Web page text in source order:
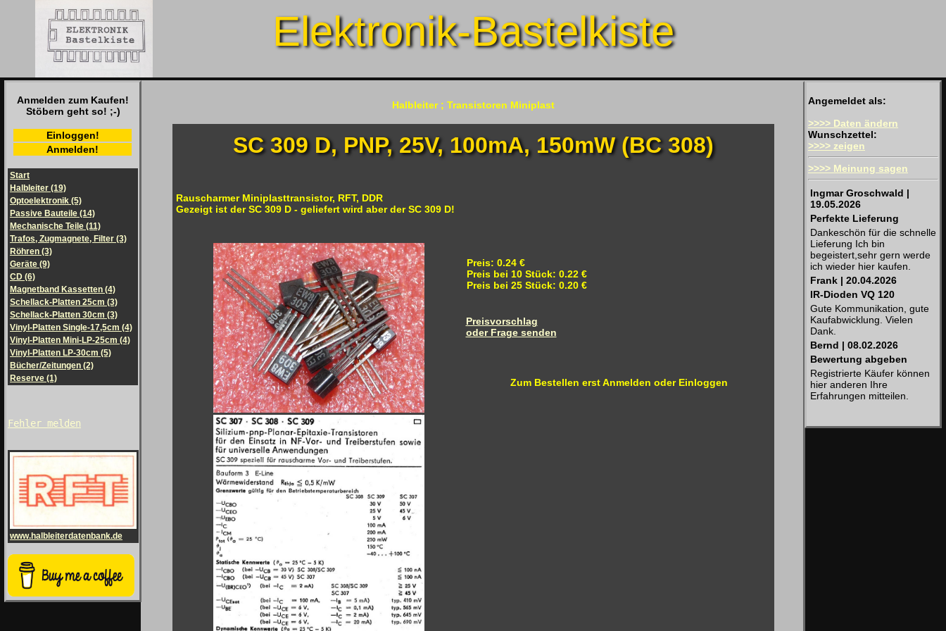
Elektronik-Bastelkiste
Anmelden zum Kaufen!
Stöbern geht so! ;-)
Einloggen!
Anmelden!
Start
Halbleiter (19)
Optoelektronik (5)
Passive Bauteile (14)
Mechanische Teile (11)
Trafos, Zugmagnete, Filter (3)
Röhren (3)
Geräte (9)
CD (6)
Magnetband Kassetten (4)
Schellack-Platten 25cm (3)
Schellack-Platten 30cm (3)
Vinyl-Platten Single-17,5cm (4)
Vinyl-Platten Mini-LP-25cm (4)
Vinyl-Platten LP-30cm (5)
Bücher/Zeitungen (2)
Reserve (1)
Fehler melden
www.halbleiterdatenbank.de
Angemeldet als:
>>>> Daten ändern
Wunschzettel:
>>>> zeigen
>>>> Meinung sagen
Ingmar Groschwald |
19.05.2026
Perfekte Lieferung
Dankeschön für die schnelle
Lieferung Ich bin
begeistert,sehr gern werde
ich wieder hier kaufen.
Frank | 20.04.2026
IR-Dioden VQ 120
Gute Kommunikation, gute
Kaufabwicklung. Vielen
Dank.
Bernd | 08.02.2026
Bewertung abgeben
Registrierte Käufer können
hier anderen Ihre
Erfahrungen mitteilen.
Halbleiter ; Transistoren Miniplast
SC 309 D, PNP, 25V, 100mA, 150mW (BC 308)
Rauscharmer Miniplasttransistor, RFT, DDR
Gezeigt ist der SC 309 D - geliefert wird aber der SC 309 D!
Preis: 0.24 €
Preis bei 10 Stück: 0.22 €
Preis bei 25 Stück: 0.20 €
Preisvorschlag
oder Frage senden
Zum Bestellen erst Anmelden oder Einloggen